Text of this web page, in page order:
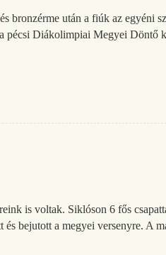
bronzérme után a fiúk az egyéni
pécsi Diákolimpiai Megyei Döntő
is voltak. Siklóson 6 fős
bejutott a megyei versenyre. A